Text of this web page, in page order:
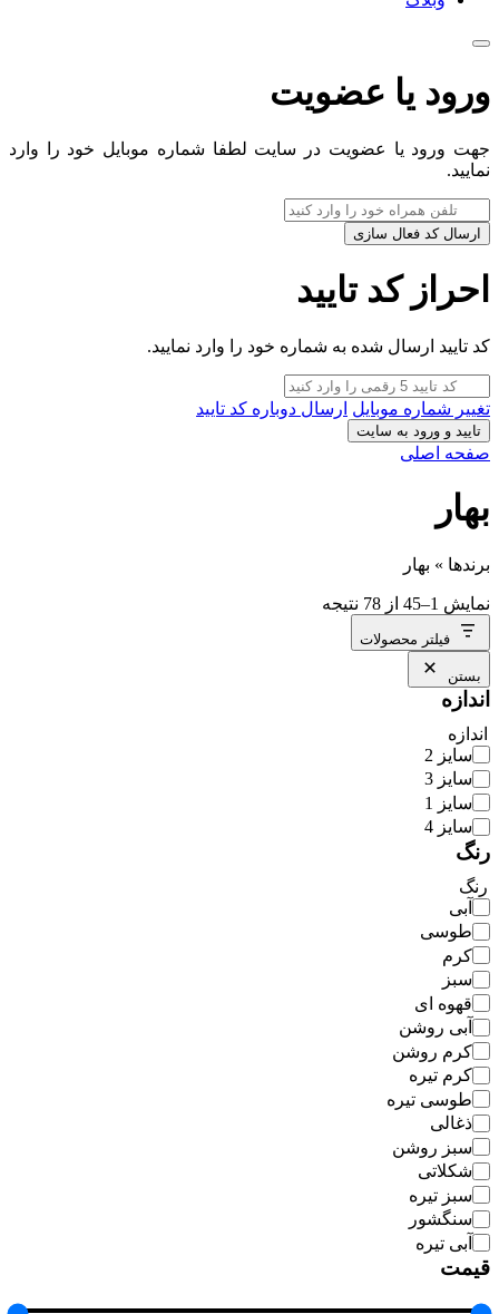
ورود یا عضویت
جهت ورود یا عضویت در سایت لطفا شماره موبایل خود را وارد
نمایید.
ارسال کد فعال سازی
احراز کد تایید
کد تایید ارسال شده به شماره خود را وارد نمایید.
تغییر شماره موبایل ارسال دوباره کد تایید
تایید و ورود به سایت
صفحه اصلی
بهار
برندها » بهار
نمایش 1–45 از 78 نتیجه
فیلتر محصولات
بستن
اندازه
اندازه
سایز 2
سایز 3
سایز 1
سایز 4
رنگ
رنگ
آبی
طوسی
کرم
سبز
قهوه ای
آبی روشن
کرم روشن
کرم تیره
طوسی تیره
ذغالی
سبز روشن
شکلاتی
سبز تیره
سنگشور
آبی تیره
قیمت